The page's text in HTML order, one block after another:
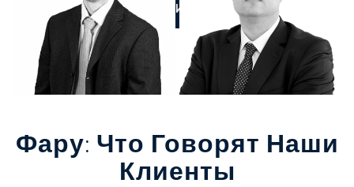
ПОЗВОНИТЕ НАМ
Фару: Что Говорят Наши
Клиенты